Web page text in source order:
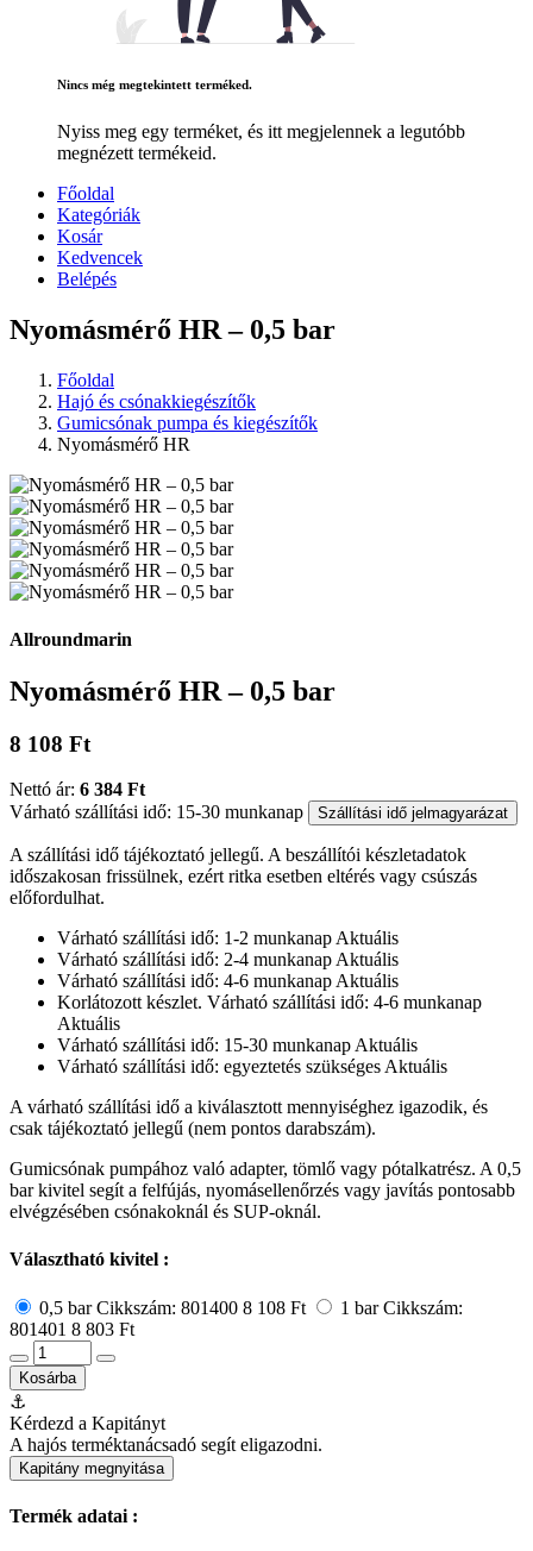
Nincs még megtekintett terméked.
Nyiss meg egy terméket, és itt megjelennek a legutóbb
megnézett termékeid.
Főoldal
Kategóriák
Kosár
Kedvencek
Belépés
Nyomásmérő HR – 0,5 bar
Főoldal
Hajó és csónakkiegészítők
Gumicsónak pumpa és kiegészítők
Nyomásmérő HR
Allroundmarin
Nyomásmérő HR – 0,5 bar
8 108 Ft
Nettó ár: 6 384 Ft
Várható szállítási idő: 15-30 munkanap
Szállítási idő jelmagyarázat
A szállítási idő tájékoztató jellegű. A beszállítói készletadatok
időszakosan frissülnek, ezért ritka esetben eltérés vagy csúszás
előfordulhat.
Várható szállítási idő: 1-2 munkanapAktuális
Várható szállítási idő: 2-4 munkanapAktuális
Várható szállítási idő: 4-6 munkanapAktuális
Korlátozott készlet. Várható szállítási idő: 4-6 munkanap
Aktuális
Várható szállítási idő: 15-30 munkanapAktuális
Várható szállítási idő: egyeztetés szükségesAktuális
A várható szállítási idő a kiválasztott mennyiséghez igazodik, és
csak tájékoztató jellegű (nem pontos darabszám).
Gumicsónak pumpához való adapter, tömlő vagy pótalkatrész. A 0,5
bar kivitel segít a felfújás, nyomásellenőrzés vagy javítás pontosabb
elvégzésében csónakoknál és SUP-oknál.
Választható kivitel :
0,5 bar Cikkszám: 801400 8 108 Ft 1 bar Cikkszám:
801401 8 803 Ft
Kosárba
⚓
Kérdezd a Kapitányt
A hajós terméktanácsadó segít eligazodni.
Kapitány megnyitása
Termék adatai :